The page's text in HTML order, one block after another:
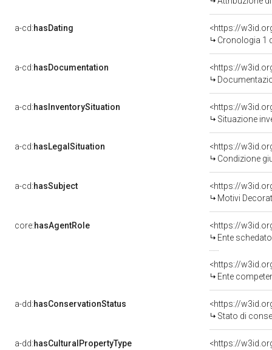
a-cd:hasDating
<https://
Cronologia 1
a-cd:hasDocumentation
a-cd:hasInventorySituation
<https://
Situazione
a-cd:hasLegalSituation
<https://
Condizione
a-cd:hasSubject
<https://
Motivi
core:hasAgentRole
<https://
Ente
<https://
Ente competente per tutela
a-dd:hasConservationStatus
<https://
Stato di
a-dd:hasCulturalPropertyType